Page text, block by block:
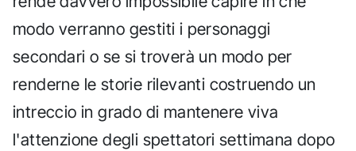
modo verranno gestiti i personaggi
secondari o se si troverà un modo per
renderne le storie rilevanti costruendo un
intreccio in grado di mantenere viva
l'attenzione degli spettatori settimana dopo